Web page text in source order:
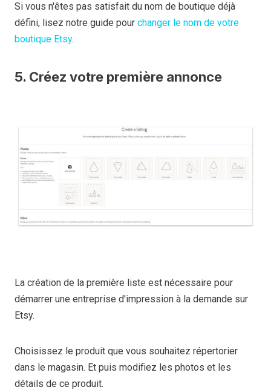
Si vous n'êtes pas satisfait du nom de boutique déjà
défini, lisez notre guide pour changer le nom de votre
boutique Etsy.
5. Créez votre première annonce
La création de la première liste est nécessaire pour
démarrer une entreprise d'impression à la demande sur
Etsy.
Choisissez le produit que vous souhaitez répertorier
dans le magasin. Et puis modifiez les photos et les
détails de ce produit.